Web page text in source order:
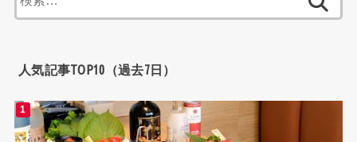
索:
人気記事TOP10（過去7日）